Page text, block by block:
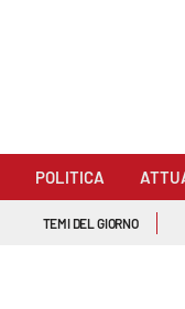
POLITICA
TEMI DEL GIORNO